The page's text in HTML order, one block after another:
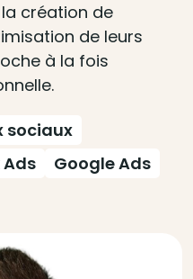
création de
de leurs
à la fois
sociaux
Ads
Google Ads